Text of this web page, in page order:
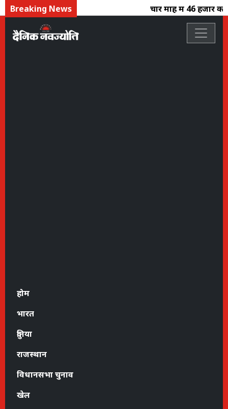
Breaking News चार माह में 46 हजार
होम
भारत
दुनिया
राजस्थान
विधानसभा चुनाव
खेल